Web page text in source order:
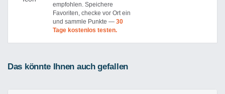
empfohlen. Speichere
Favoriten, checke vor Ort ein
und sammle Punkte —30
Tage kostenlos testen.
Das könnte Ihnen auch gefallen